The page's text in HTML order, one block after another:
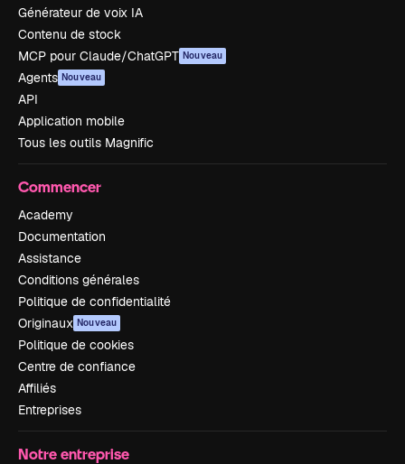
Générateur de voix IA
Contenu de stock
MCP pour Claude/ChatGPT Nouveau
Agents Nouveau
API
Application mobile
Tous les outils Magnific
Commencer
Academy
Documentation
Assistance
Conditions générales
Politique de confidentialité
Originaux Nouveau
Politique de cookies
Centre de confiance
Affiliés
Entreprises
Notre entreprise